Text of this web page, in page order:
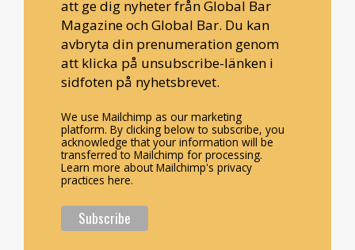
att ge dig nyheter från Global Bar
Magazine och Global Bar. Du kan
avbryta din prenumeration genom
att klicka på unsubscribe-länken i
sidfoten på nyhetsbrevet.
We use Mailchimp as our marketing
platform. By clicking below to subscribe, you
acknowledge that your information will be
transferred to Mailchimp for processing.
Learn more about Mailchimp's privacy
practices here.